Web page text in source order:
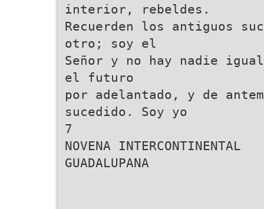
interior, rebeldes.
Recuerden los antiguos
otro; soy el
Señor y no hay nadie
el futuro
por adelantado, y de
sucedido. Soy yo
7
NOVENA INTERCONTINENTAL
GUADALUPANA